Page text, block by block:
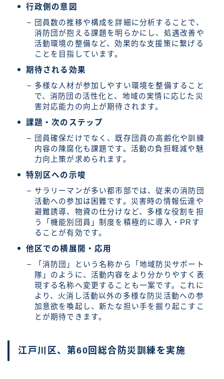
行政側の意図
団員数の推移や構成を詳細に分析することで、
消防団が抱える課題を明らかにし、処遇改善や
活動環境の整備など、効果的な支援策に繋げる
ことを目指しています。
期待される効果
多様な人材が参加しやすい環境を整備すること
で、消防団の活性化と、地域の実情に応じた災
害対応能力の向上が期待されます。
課題・次のステップ
団員確保だけでなく、既存団員の高齢化や訓練
内容の陳腐化も課題です。活動の負担軽減や魅
力向上策が求められます。
特別区への示唆
サラリーマンが多い都市部では、従来の消防団
活動への参加は困難です。災害時の情報伝達や
避難誘導、物資の仕分けなど、多様な役割を担
う「機能別団員」制度を積極的に導入・PRす
ることが有効です。
他区での横展開・応用
「消防団」という名称から「地域防災サポート
隊」のように、活動内容をより分かりやすく表
現する名称へ変更することも一案です。これに
より、火消し活動以外の多様な防災活動への参
加意欲を喚起し、新たな担い手を掘り起こすこ
とが期待できます。
江戸川区、第60回総合防災訓練を実施